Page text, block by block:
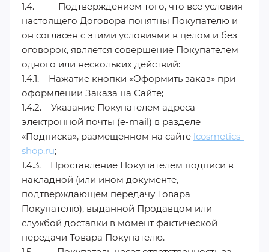
1.4. Подтверждением того, что все условия
настоящего Договора понятны Покупателю и
он согласен с этими условиями в целом и без
оговорок, является совершение Покупателем
одного или нескольких действий:
1.4.1. Нажатие кнопки «Оформить заказ» при
оформлении Заказа на Сайте;
1.4.2. Указание Покупателем адреса
электронной почты (e-mail) в разделе
«Подписка», размещенном на сайте lcosmetics-
shop.ru;
1.4.3. Проставление Покупателем подписи в
накладной (или ином документе,
подтверждающем передачу Товара
Покупателю), выданной Продавцом или
службой доставки в момент фактической
передачи Товара Покупателю.